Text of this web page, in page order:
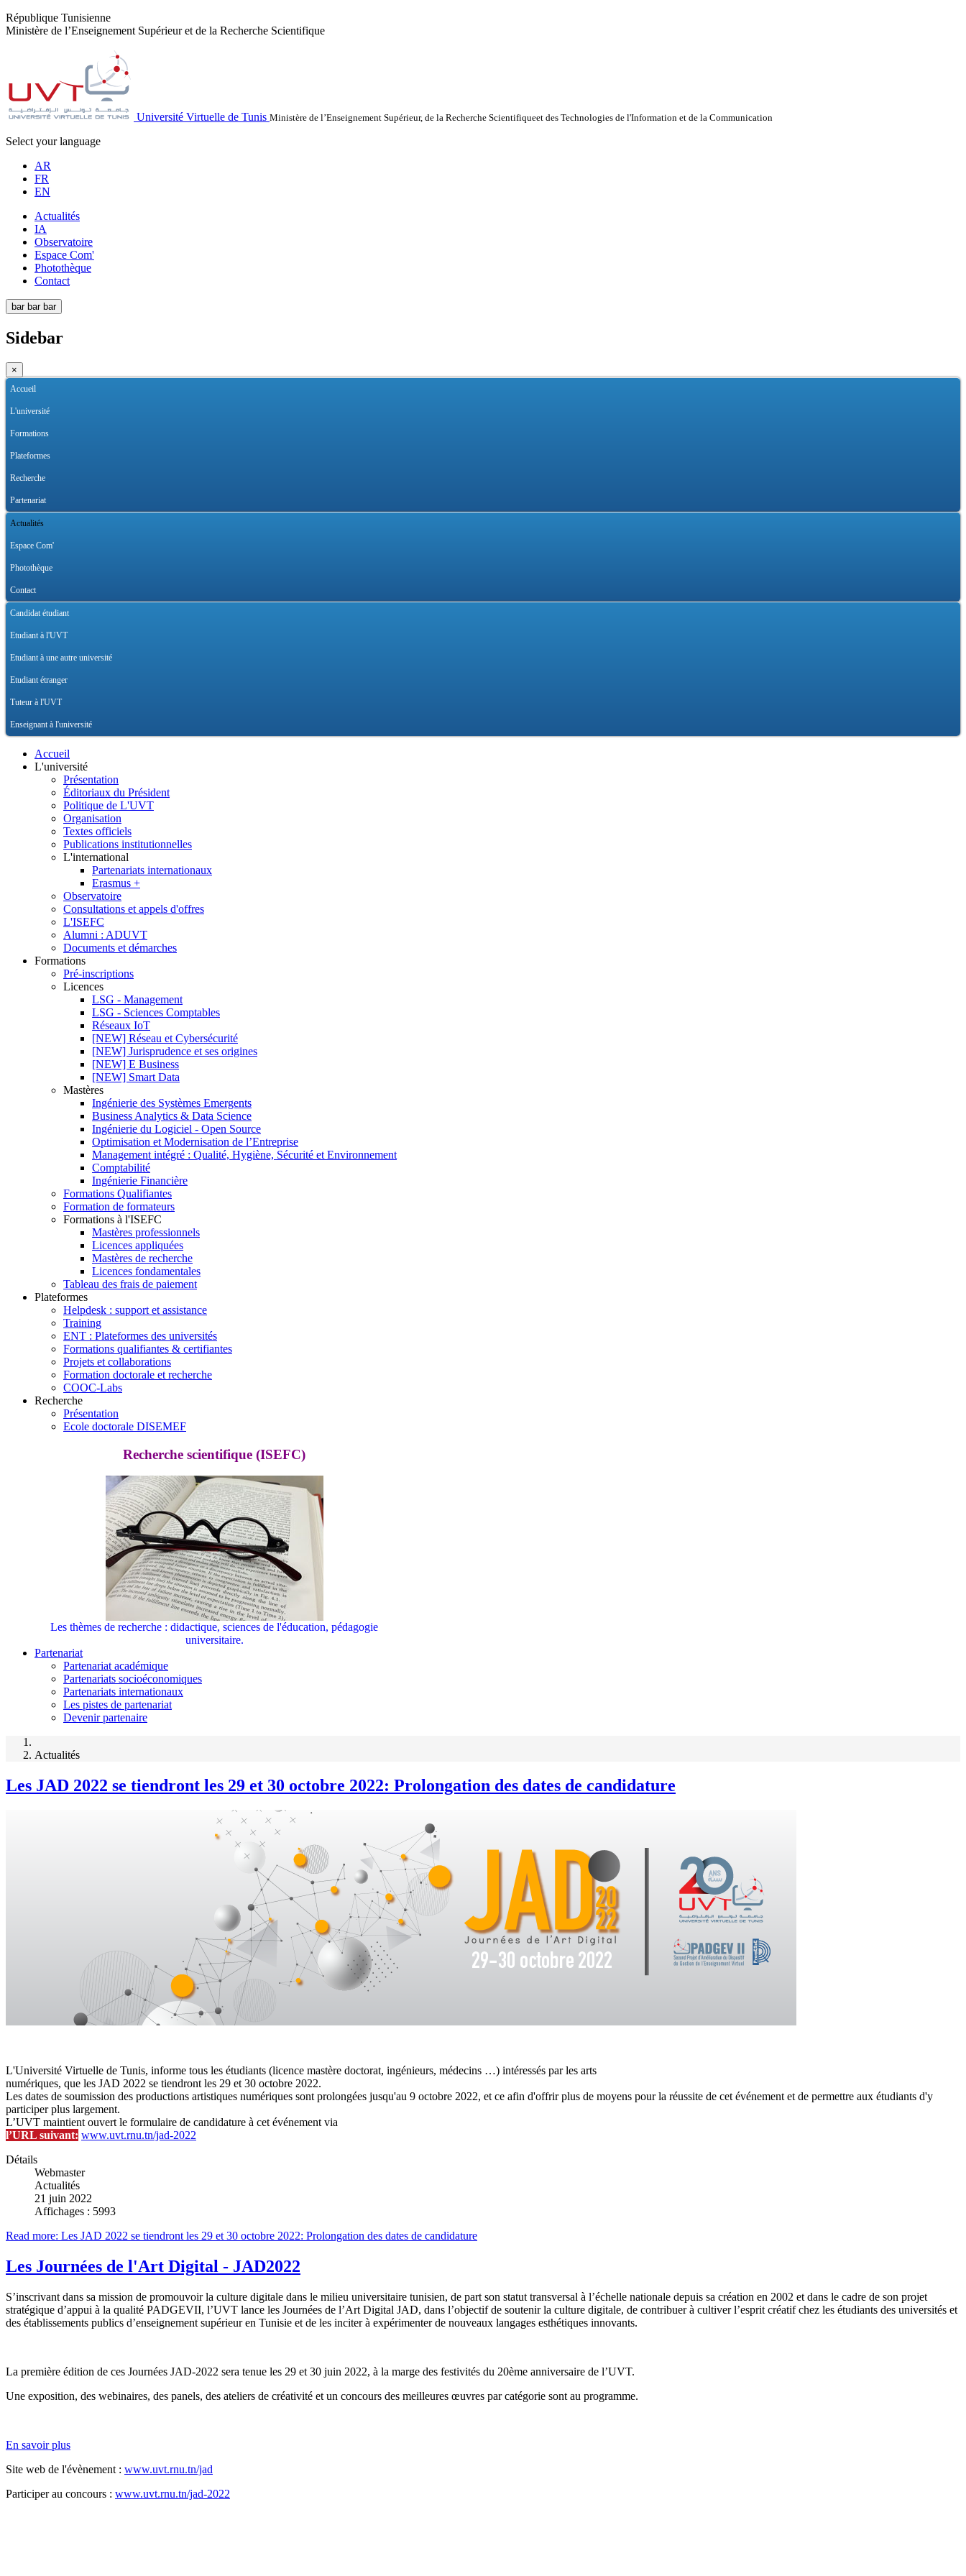
République Tunisienne
Ministère de l’Enseignement Supérieur et de la Recherche Scientifique
Université Virtuelle de Tunis Ministère de l’Enseignement Supérieur, de la Recherche Scientifiqueet des Technologies de l'Information et de la Communication
Select your language
AR
FR
EN
Actualités
IA
Observatoire
Espace Com'
Photothèque
Contact
bar bar bar
Sidebar
×
Accueil
L'université
Formations
Plateformes
Recherche
Partenariat
Actualités
Espace Com'
Photothèque
Contact
Candidat étudiant
Etudiant à l'UVT
Etudiant à une autre université
Etudiant étranger
Tuteur à l'UVT
Enseignant à l'université
Accueil
L'université
Présentation
Éditoriaux du Président
Politique de L'UVT
Organisation
Textes officiels
Publications institutionnelles
L'international
Partenariats internationaux
Erasmus +
Observatoire
Consultations et appels d'offres
L'ISEFC
Alumni : ADUVT
Documents et démarches
Formations
Pré-inscriptions
Licences
LSG - Management
LSG - Sciences Comptables
Réseaux IoT
[NEW] Réseau et Cybersécurité
[NEW] Jurisprudence et ses origines
[NEW] E Business
[NEW] Smart Data
Mastères
Ingénierie des Systèmes Emergents
Business Analytics & Data Science
Ingénierie du Logiciel - Open Source
Optimisation et Modernisation de l’Entreprise
Management intégré : Qualité, Hygiène, Sécurité et Environnement
Comptabilité
Ingénierie Financière
Formations Qualifiantes
Formation de formateurs
Formations à l'ISEFC
Mastères professionnels
Licences appliquées
Mastères de recherche
Licences fondamentales
Tableau des frais de paiement
Plateformes
Helpdesk : support et assistance
Training
ENT : Plateformes des universités
Formations qualifiantes & certifiantes
Projets et collaborations
Formation doctorale et recherche
COOC-Labs
Recherche
Présentation
Ecole doctorale DISEMEF
Recherche scientifique (ISEFC)
Les thèmes de recherche : didactique, sciences de l'éducation, pédagogie
universitaire.
Partenariat
Partenariat académique
Partenariats socioéconomiques
Partenariats internationaux
Les pistes de partenariat
Devenir partenaire
Actualités
Les JAD 2022 se tiendront les 29 et 30 octobre 2022: Prolongation des dates de candidature
L'Université Virtuelle de Tunis, informe tous les étudiants (licence mastère doctorat, ingénieurs, médecins …) intéressés par les arts
numériques, que les JAD 2022 se tiendront les 29 et 30 octobre 2022.
Les dates de soumission des productions artistiques numériques sont prolongées jusqu'au 9 octobre 2022, et ce afin d'offrir plus de moyens pour la réussite de cet événement et de permettre aux étudiants d'y
participer plus largement.
L’UVT maintient ouvert le formulaire de candidature à cet événement via
l’URL suivant: www.uvt.rnu.tn/jad-2022
Détails
Webmaster
Actualités
21 juin 2022
Affichages : 5993
Read more: Les JAD 2022 se tiendront les 29 et 30 octobre 2022: Prolongation des dates de candidature
Les Journées de l'Art Digital - JAD2022
S’inscrivant dans sa mission de promouvoir la culture digitale dans le milieu universitaire tunisien, de part son statut transversal à l’échelle nationale depuis sa création en 2002 et dans le cadre de son projet
stratégique d’appui à la qualité PADGEVII, l’UVT lance les Journées de l’Art Digital JAD, dans l’objectif de soutenir la culture digitale, de contribuer à cultiver l’esprit créatif chez les étudiants des universités et
des établissements publics d’enseignement supérieur en Tunisie et de les inciter à expérimenter de nouveaux langages esthétiques innovants.
La première édition de ces Journées JAD-2022 sera tenue les 29 et 30 juin 2022, à la marge des festivités du 20ème anniversaire de l’UVT.
Une exposition, des webinaires, des panels, des ateliers de créativité et un concours des meilleures œuvres par catégorie sont au programme.
En savoir plus
Site web de l'évènement : www.uvt.rnu.tn/jad
Participer au concours : www.uvt.rnu.tn/jad-2022